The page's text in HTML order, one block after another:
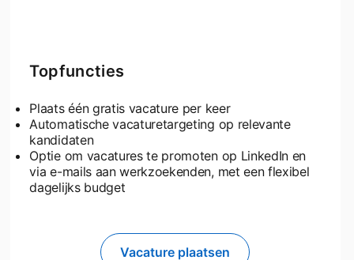
Topfuncties
Plaats één gratis vacature per keer
Automatische vacaturetargeting op relevante
kandidaten
Optie om vacatures te promoten op LinkedIn en
via e-mails aan werkzoekenden, met een flexibel
dagelijks budget
Vacature plaatsenopens in a new tab